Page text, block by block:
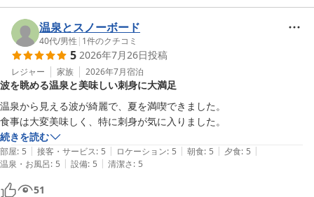
CRM担当　北本ゆかり
赤穂温泉 絶景露天風呂の宿 銀波荘
2026-06-17
お料理や露天風呂からの景色をお楽しみいただけたご様子を伺い、
嬉しく拝読いたしました。また、スタッフの所作や心遣いについて
もお言葉を頂戴し、日々の励みになります。これからも皆様に気持
ちよくお過ごしいただけるよう、サービスとおもてなしの質を大切
にしながら努めてまいります。
また機会がございましたら、季節を変えてお越しいただけますと幸
いです。スタッフ一同、心よりお待ちしております。
赤穂温泉 絶景露天風呂の宿 銀波荘
2026-08-03
温泉とスノーボード
40代/男性 | 1件のクチコミ
5 2026年7月26日投稿
レジャー 家族 2026年7月宿泊
波を眺める温泉と美味しい刺身に大満足
温泉から見える波が綺麗で、夏を満喫できました。
食事は大変美味しく、特に刺身が気に入りました。
続きを読む
部屋: 5 | 接客・サービス: 5 | ロケーション: 5 | 朝食: 5 | 夕食: 5 |
温泉・お風呂: 5 | 設備: 5 | 清潔さ: 5
51